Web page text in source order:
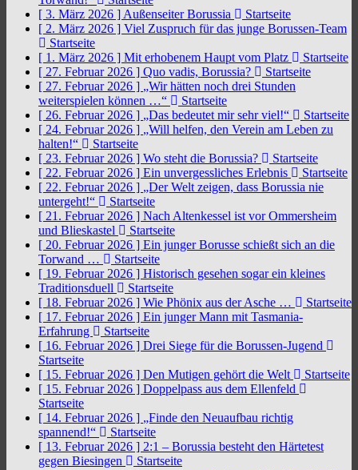
[ 3. März 2026 ] Außenseiter Borussia
Startseite
[ 2. März 2026 ] Viel Zuspruch für das junge Borussen-Team
Startseite
[ 1. März 2026 ] Mit erhobenem Haupt vom Platz
Startseite
[ 27. Februar 2026 ] Quo vadis, Borussia?
Startseite
[ 27. Februar 2026 ] „Wir hätten noch drei Stunden
weiterspielen können …“
Startseite
[ 26. Februar 2026 ] „Das bedeutet mir sehr viel!“
Startseite
[ 24. Februar 2026 ] „Will helfen, den Verein am Leben zu
halten!“
Startseite
[ 23. Februar 2026 ] Wo steht die Borussia?
Startseite
[ 22. Februar 2026 ] Ein unvergessliches Erlebnis
Startseite
[ 22. Februar 2026 ] „Der Welt zeigen, dass Borussia nie
untergeht!“
Startseite
[ 21. Februar 2026 ] Nach Altenkessel ist vor Ommersheim
und Blieskastel
Startseite
[ 20. Februar 2026 ] Ein junger Borusse schießt sich an die
Torwand …
Startseite
[ 19. Februar 2026 ] Historisch gesehen sogar ein kleines
Traditionsduell
Startseite
[ 18. Februar 2026 ] Wie Phönix aus der Asche …
Startseite
[ 17. Februar 2026 ] Ein junger Mann mit Tasmania-
Erfahrung
Startseite
[ 16. Februar 2026 ] Drei Siege für die Borussen-Jugend
Startseite
[ 15. Februar 2026 ] Den Mutigen gehört die Welt
Startseite
[ 15. Februar 2026 ] Doppelpass aus dem Ellenfeld
Startseite
[ 14. Februar 2026 ] „Finde den Neuaufbau richtig
spannend!“
Startseite
[ 13. Februar 2026 ] 2:1 – Borussia besteht den Härtetest
gegen Biesingen
Startseite